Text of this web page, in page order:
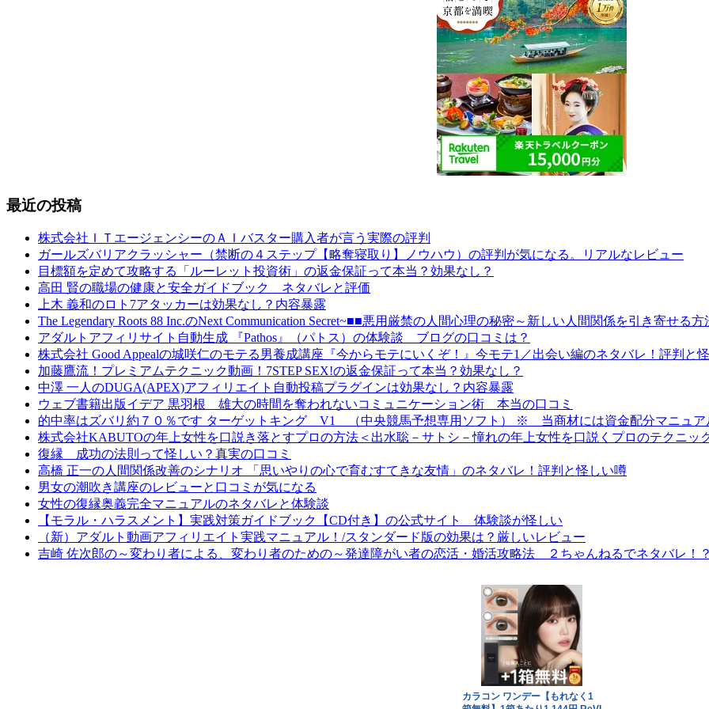
最近の投稿
株式会社ＩＴエージェンシーのＡＩバスター購入者が言う実際の評判
ガールズバリアクラッシャー（禁断の４ステップ【略奪寝取り】ノウハウ）の評判が気になる。リアルなレビュー
目標額を定めて攻略する「ルーレット投資術」の返金保証って本当？効果なし？
高田 賢の職場の健康と安全ガイドブック ネタバレと評価
上木 義和のロト7アタッカーは効果なし？内容暴露
The Legendary Roots 88 Inc.のNext Communication Secret~■■悪用厳禁の人間心理の秘密～新しい人間関係を引き寄せる
アダルトアフィリサイト自動生成 『Pathos』（パトス）の体験談 ブログの口コミは？
株式会社 Good Appealの城咲仁のモテる男養成講座『今からモテにいくぞ！』今モテ1／出会い編のネタバレ！評判と
加藤鷹流！プレミアムテクニック動画！7STEP SEX!の返金保証って本当？効果なし？
中澤 一人のDUGA(APEX)アフィリエイト自動投稿プラグインは効果なし？内容暴露
ウェブ書籍出版イデア 黒羽根 雄大の時間を奪われないコミュニケーション術 本当の口コミ
的中率はズバリ約７０％です ターゲットキング V1 （中央競馬予想専用ソフト） ※ 当商材には資金配分マニュア
株式会社KABUTOの年上女性を口説き落とすプロの方法＜出水聡－サトシ－憧れの年上女性を口説くプロのテクニッ
復縁 成功の法則って怪しい？真実の口コミ
高橋 正一の人間関係改善のシナリオ 「思いやりの心で育むすてきな友情」のネタバレ！評判と怪しい噂
男女の潮吹き講座のレビューと口コミが気になる
女性の復縁奥義完全マニュアルのネタバレと体験談
【モラル・ハラスメント】実践対策ガイドブック【CD付き】の公式サイト 体験談が怪しい
（新）アダルト動画アフィリエイト実践マニュアル！/スタンダード版の効果は？厳しいレビュー
吉崎 佐次郎の～変わり者による、変わり者のための～発達障がい者の恋活・婚活攻略法 ２ちゃんねるでネタバレ！？